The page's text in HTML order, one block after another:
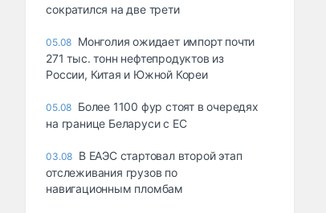
сократился на две трети
05.08 Монголия ожидает импорт почти
271 тыс. тонн нефтепродуктов из
России, Китая и Южной Кореи
05.08 Более 1100 фур стоят в очередях
на границе Беларуси с ЕС
03.08 В ЕАЭС стартовал второй этап
отслеживания грузов по
навигационным пломбам